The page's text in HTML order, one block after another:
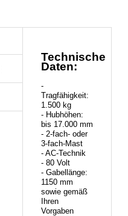
Technische
Daten:
-
Tragfähigkeit:
1.500 kg
- Hubhöhen:
bis 17.000 mm
- 2-fach- oder
3-fach-Mast
- AC-Technik
- 80 Volt
- Gabellänge:
1150 mm
sowie gemäß
Ihren
Vorgaben